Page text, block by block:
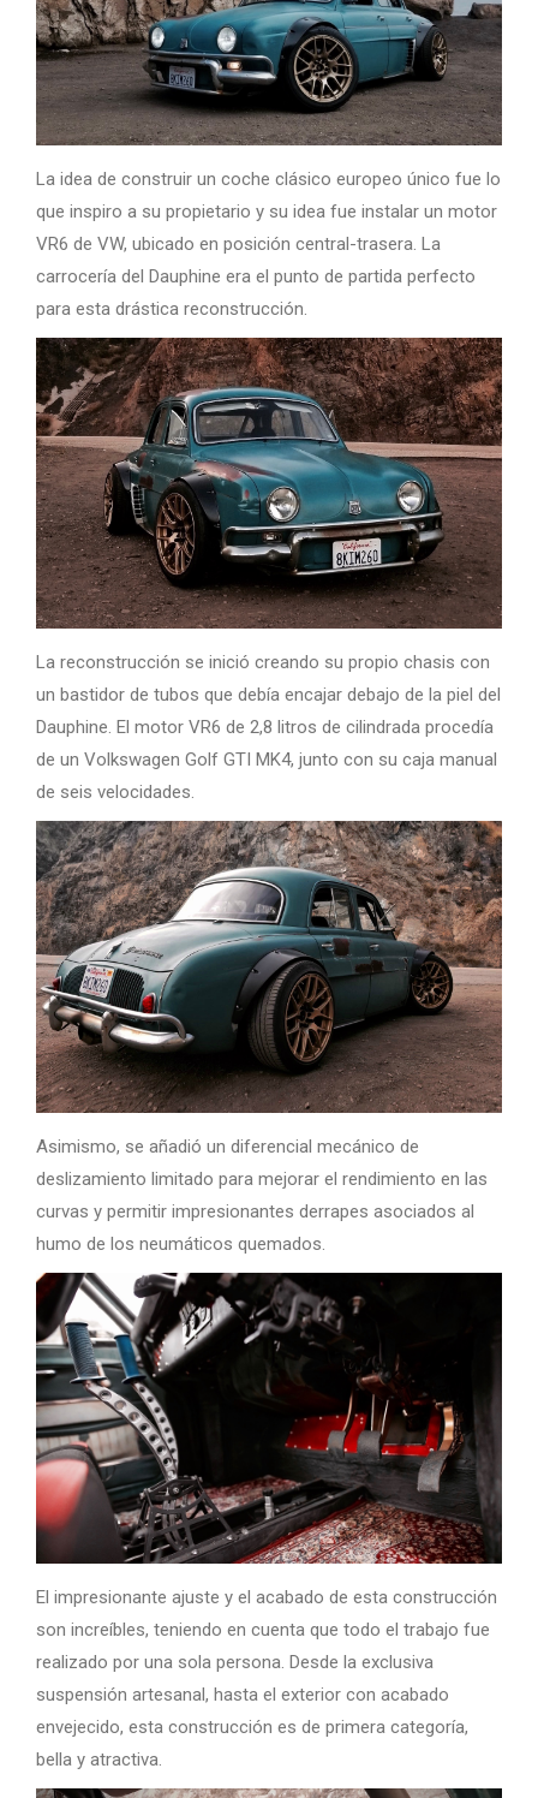
La idea de construir un coche clásico europeo único fue lo
que inspiro a su propietario y su idea fue instalar un motor
VR6 de VW, ubicado en posición central-trasera. La
carrocería del Dauphine era el punto de partida perfecto
para esta drástica reconstrucción.
La reconstrucción se inició creando su propio chasis con
un bastidor de tubos que debía encajar debajo de la piel del
Dauphine. El motor VR6 de 2,8 litros de cilindrada procedía
de un Volkswagen Golf GTI MK4, junto con su caja manual
de seis velocidades.
Asimismo, se añadió un diferencial mecánico de
deslizamiento limitado para mejorar el rendimiento en las
curvas y permitir impresionantes derrapes asociados al
humo de los neumáticos quemados.
El impresionante ajuste y el acabado de esta construcción
son increíbles, teniendo en cuenta que todo el trabajo fue
realizado por una sola persona. Desde la exclusiva
suspensión artesanal, hasta el exterior con acabado
envejecido, esta construcción es de primera categoría,
bella y atractiva.